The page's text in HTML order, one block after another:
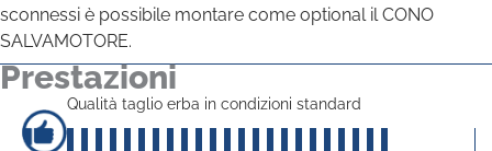
sconnessi è possibile montare come optional il CONO
SALVAMOTORE.
Prestazioni
Qualità taglio erba in condizioni standard